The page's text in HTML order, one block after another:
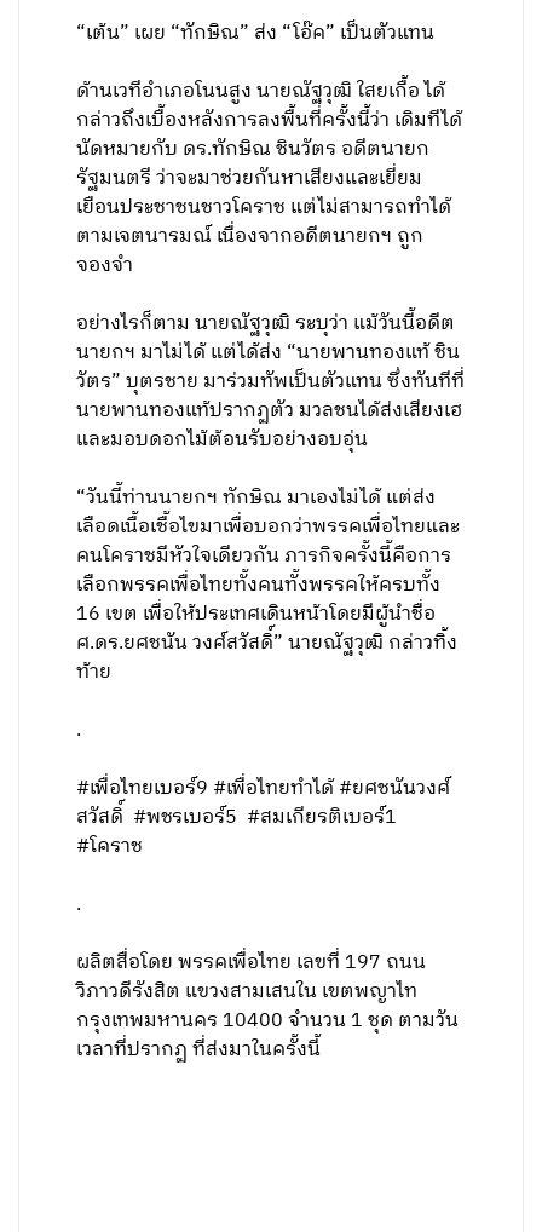
“เต้น” เผย “ทักษิณ” ส่ง “โอ๊ค” เป็นตัวแทน
ด้านเวทีอำเภอโนนสูง นายณัฐวุฒิ ใสยเกื้อ ได้
กล่าวถึงเบื้องหลังการลงพื้นที่ครั้งนี้ว่า เดิมทีได้
นัดหมายกับ ดร.ทักษิณ ชินวัตร อดีตนายก
รัฐมนตรี ว่าจะมาช่วยกันหาเสียงและเยี่ยม
เยือนประชาชนชาวโคราช แต่ไม่สามารถทำได้
ตามเจตนารมณ์ เนื่องจากอดีตนายกฯ ถูก
จองจำ
อย่างไรก็ตาม นายณัฐวุฒิ ระบุว่า แม้วันนี้อดีต
นายกฯ มาไม่ได้ แต่ได้ส่ง “นายพานทองแท้ ชิน
วัตร” บุตรชาย มาร่วมทัพเป็นตัวแทน ซึ่งทันทีที่
นายพานทองแท้ปรากฏตัว มวลชนได้ส่งเสียงเฮ
และมอบดอกไม้ต้อนรับอย่างอบอุ่น
“วันนี้ท่านนายกฯ ทักษิณ มาเองไม่ได้ แต่ส่ง
เลือดเนื้อเชื้อไขมาเพื่อบอกว่าพรรคเพื่อไทยและ
คนโคราชมีหัวใจเดียวกัน ภารกิจครั้งนี้คือการ
เลือกพรรคเพื่อไทยทั้งคนทั้งพรรคให้ครบทั้ง
16 เขต เพื่อให้ประเทศเดินหน้าโดยมีผู้นำชื่อ
ศ.ดร.ยศชนัน วงศ์สวัสดิ์” นายณัฐวุฒิ กล่าวทิ้ง
ท้าย
.
#เพื่อไทยเบอร์9 #เพื่อไทยทำได้ #ยศชนันวงศ์
สวัสดิ์ #พชรเบอร์5 #สมเกียรติเบอร์1
#โคราช
.
ผลิตสื่อโดย พรรคเพื่อไทย เลขที่ 197 ถนน
วิภาวดีรังสิต แขวงสามเสนใน เขตพญาไท
กรุงเทพมหานคร 10400 จำนวน 1 ชุด ตามวัน
เวลาที่ปรากฏ ที่ส่งมาในครั้งนี้